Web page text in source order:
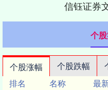
信钰证券
个
个股涨幅 个股跌幅
排名
名称 最